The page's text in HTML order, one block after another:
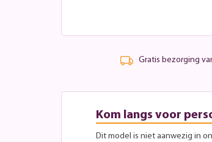
Gratis bezorging
Kom langs voor
Dit model is niet aanwezig in